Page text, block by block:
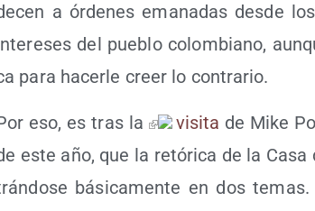
a órde­nes ema­na­das des­de
del pue­blo colom­biano,
para hacer­le creer lo contrario.
eso, es tras la visi­ta de Mike
este año, que la retó­ri­ca de la
bási­ca­men­te en dos